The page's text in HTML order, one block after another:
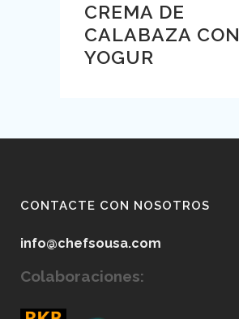
CREMA DE
CALABAZA CON
YOGUR
CONTACTE CON NOSOTROS
info@chefsousa.com
Colaboraciones: